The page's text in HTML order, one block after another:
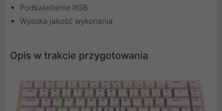
Podświetlenie RGB
Wysoka jakość wykonania
Opis w trakcie przygotowania